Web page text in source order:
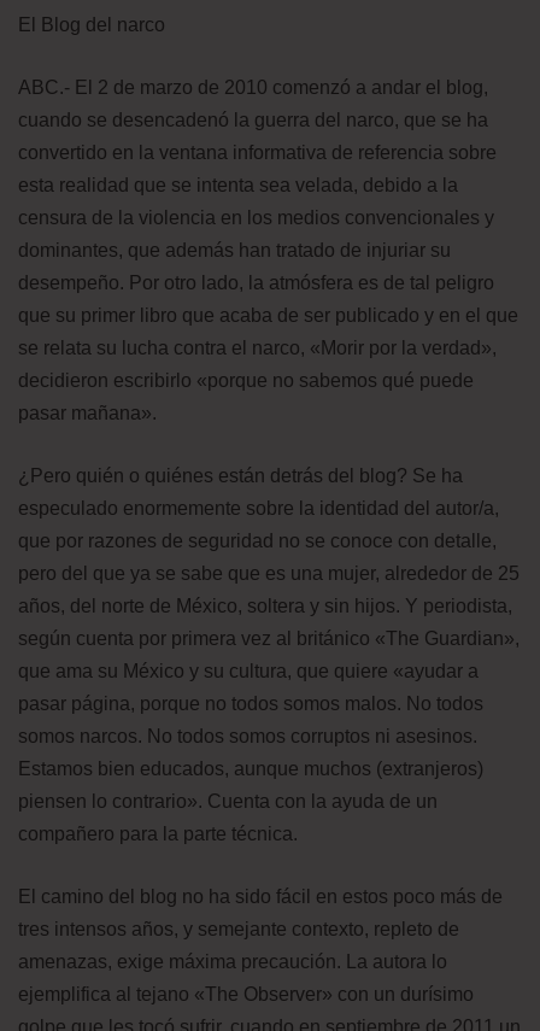
El Blog del narco
ABC.- El 2 de marzo de 2010 comenzó a andar el blog,
cuando se desencadenó la guerra del narco, que se ha
convertido en la ventana informativa de referencia sobre
esta realidad que se intenta sea velada, debido a la
censura de la violencia en los medios convencionales y
dominantes, que además han tratado de injuriar su
desempeño. Por otro lado, la atmósfera es de tal peligro
que su primer libro que acaba de ser publicado y en el que
se relata su lucha contra el narco, «Morir por la verdad»,
decidieron escribirlo «porque no sabemos qué puede
pasar mañana».
¿Pero quién o quiénes están detrás del blog? Se ha
especulado enormemente sobre la identidad del autor/a,
que por razones de seguridad no se conoce con detalle,
pero del que ya se sabe que es una mujer, alrededor de 25
años, del norte de México, soltera y sin hijos. Y periodista,
según cuenta por primera vez al británico «The Guardian»,
que ama su México y su cultura, que quiere «ayudar a
pasar página, porque no todos somos malos. No todos
somos narcos. No todos somos corruptos ni asesinos.
Estamos bien educados, aunque muchos (extranjeros)
piensen lo contrario». Cuenta con la ayuda de un
compañero para la parte técnica.
El camino del blog no ha sido fácil en estos poco más de
tres intensos años, y semejante contexto, repleto de
amenazas, exige máxima precaución. La autora lo
ejemplifica al tejano «The Observer» con un durísimo
golpe que les tocó sufrir, cuando en septiembre de 2011 un